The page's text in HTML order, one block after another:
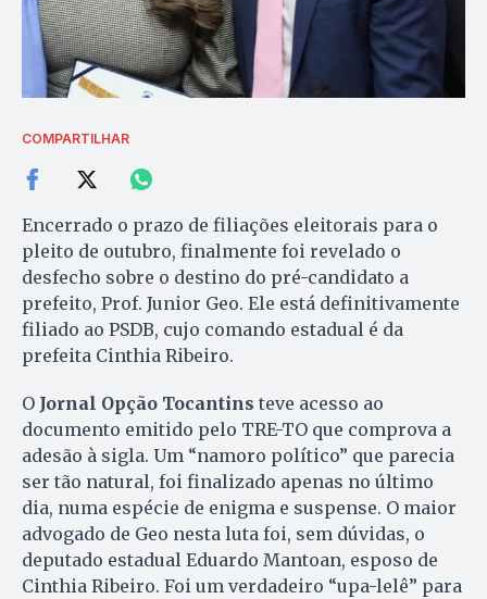
COMPARTILHAR
Encerrado o prazo de filiações eleitorais para o
pleito de outubro, finalmente foi revelado o
desfecho sobre o destino do pré-candidato a
prefeito, Prof. Junior Geo. Ele está definitivamente
filiado ao PSDB, cujo comando estadual é da
prefeita Cinthia Ribeiro.
O Jornal Opção Tocantins teve acesso ao
documento emitido pelo TRE-TO que comprova a
adesão à sigla. Um “namoro político” que parecia
ser tão natural, foi finalizado apenas no último
dia, numa espécie de enigma e suspense. O maior
advogado de Geo nesta luta foi, sem dúvidas, o
deputado estadual Eduardo Mantoan, esposo de
Cinthia Ribeiro. Foi um verdadeiro “upa-lelê” para